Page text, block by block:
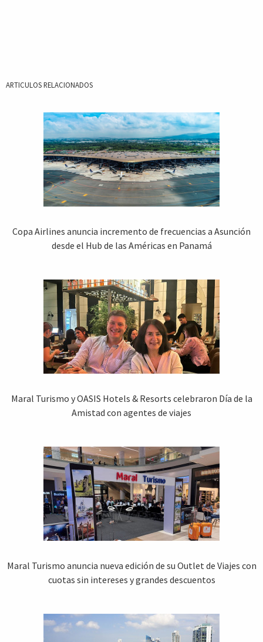
ARTICULOS RELACIONADOS
Copa Airlines anuncia incremento de frecuencias a Asunción
desde el Hub de las Américas en Panamá
Maral Turismo y OASIS Hotels & Resorts celebraron Día de la
Amistad con agentes de viajes
Maral Turismo anuncia nueva edición de su Outlet de Viajes con
cuotas sin intereses y grandes descuentos